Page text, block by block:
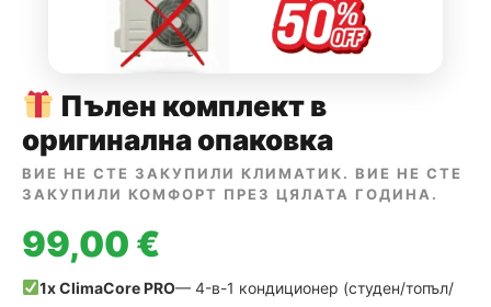
Пълен комплект в
оригинална опаковка
ВИЕ НЕ СТЕ ЗАКУПИЛИ КЛИМАТИК. ВИЕ НЕ СТЕ
ЗАКУПИЛИ КОМФОРТ ПРЕЗ ЦЯЛАТА ГОДИНА.
99,00 €
1x ClimaCore PRO— 4-в-1 кондиционер (студен/топъл/